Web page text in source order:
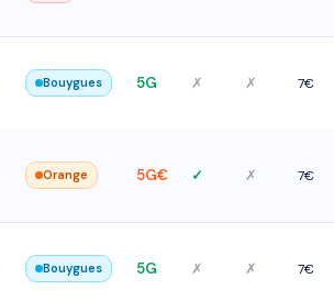
Bouygues 5G ✗ ✗ 7€
Orange 5G€ ✓ ✗ 7€
Bouygues 5G ✗ ✗ 7€